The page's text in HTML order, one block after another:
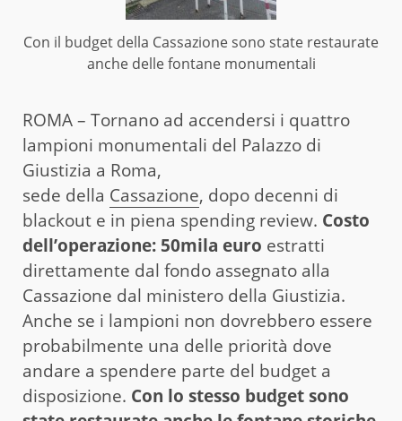
Con il budget della Cassazione sono state restaurate
anche delle fontane monumentali
ROMA – Tornano ad accendersi i quattro
lampioni monumentali del Palazzo di
Giustizia a Roma,
sede della Cassazione, dopo decenni di
blackout e in piena spending review. Costo
dell’operazione: 50mila euro estratti
direttamente dal fondo assegnato alla
Cassazione dal ministero della Giustizia.
Anche se i lampioni non dovrebbero essere
probabilmente una delle priorità dove
andare a spendere parte del budget a
disposizione. Con lo stesso budget sono